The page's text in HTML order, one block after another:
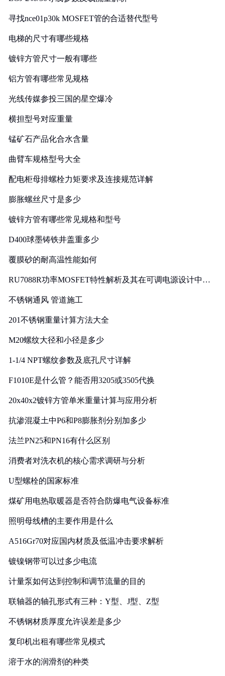
寻找nce01p30k MOSFET管的合适替代型号
电梯的尺寸有哪些规格
镀锌方管尺寸一般有哪些
铝方管有哪些常见规格
光线传媒参投三国的星空爆冷
横担型号对应重量
锰矿石产品化合水含量
曲臂车规格型号大全
配电柜母排螺栓力矩要求及连接规范详解
膨胀螺丝尺寸是多少
镀锌方管有哪些常见规格和型号
D400球墨铸铁井盖重多少
覆膜砂的耐高温性能如何
RU7088R功率MOSFET特性解析及其在可调电源设计中的
不锈钢通风 管道施工
201不锈钢重量计算方法大全
M20螺纹大径和小径是多少
1-1/4 NPT螺纹参数及底孔尺寸详解
F1010E是什么管？能否用3205或3505代换
20x40x2镀锌方管单米重量计算与应用分析
抗渗混凝土中P6和P8膨胀剂分别加多少
法兰PN25和PN16有什么区别
消费者对洗衣机的核心需求调研与分析
U型螺栓的国家标准
煤矿用电热取暖器是否符合防爆电气设备标准
照明母线槽的主要作用是什么
A516Gr70对应国内材质及低温冲击要求解析
镀镍钢带可以过多少电流
计量泵如何达到控制和调节流量的目的
联轴器的轴孔形式有三种：Y型、J型、Z型
不锈钢材质厚度允许误差是多少
复印机出租有哪些常见模式
溶于水的润滑剂的种类